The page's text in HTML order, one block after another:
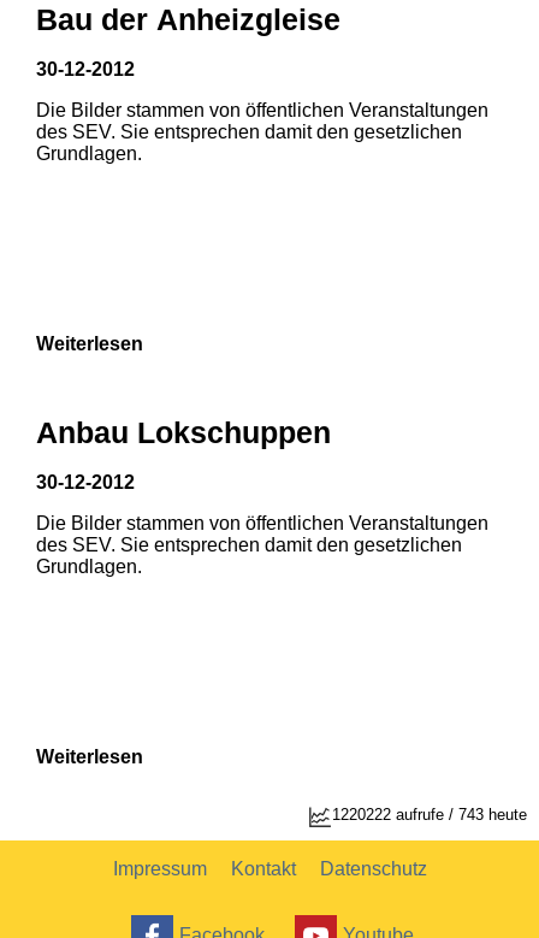
1 2
1 2
Bau der Anheizgleise
30-12-2012
Die Bilder stammen von öffentlichen Veranstaltungen
des SEV. Sie entsprechen damit den gesetzlichen
Grundlagen.
Weiterlesen
Anbau Lokschuppen
30-12-2012
Die Bilder stammen von öffentlichen Veranstaltungen
des SEV. Sie entsprechen damit den gesetzlichen
Grundlagen.
Weiterlesen
1220222 aufrufe / 743 heute
Impressum Kontakt Datenschutz